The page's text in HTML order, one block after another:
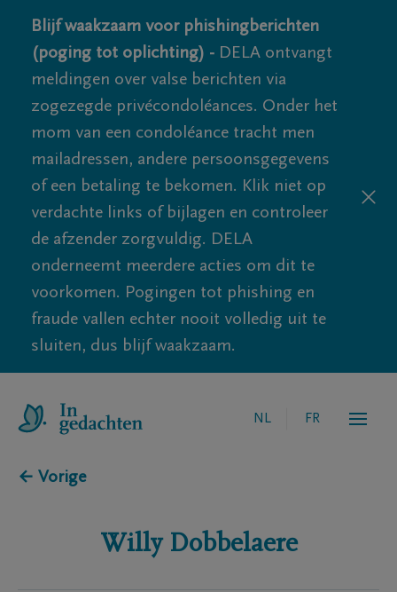
Blijf waakzaam voor phishingberichten
(poging tot oplichting) - DELA ontvangt
meldingen over valse berichten via
zogezegde privécondoléances. Onder het
mom van een condoléance tracht men
mailadressen, andere persoonsgegevens
of een betaling te bekomen. Klik niet op
verdachte links of bijlagen en controleer
de afzender zorgvuldig. DELA
onderneemt meerdere acties om dit te
voorkomen. Pogingen tot phishing en
fraude vallen echter nooit volledig uit te
sluiten, dus blijf waakzaam.
NL FR
← Vorige
Willy Dobbelaere